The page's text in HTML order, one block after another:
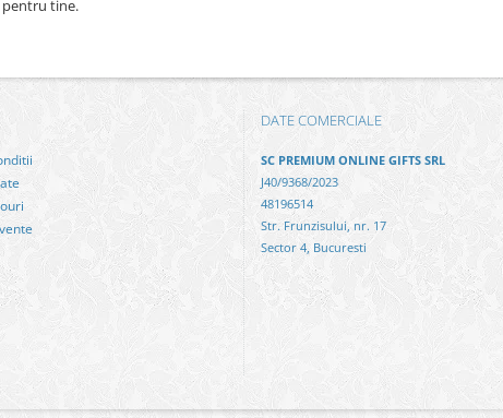
tine.
DATE COMERCIALE
SC PREMIUM ONLINE GIFTS SRL
J40/9368/2023
48196514
Str. Frunzisului, nr. 17
Sector 4, Bucuresti